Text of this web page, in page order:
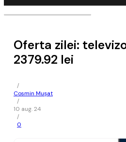
Oferta zilei:
2379.92 lei
/
Cosmin Mușat
/
10 aug. 24
/
0